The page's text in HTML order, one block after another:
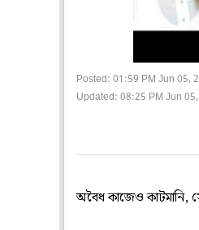
Posted: 01:59 PM Jun 05,
Updated: 08:25 PM Jun
অবৈধ কাজেও কাটমানি,